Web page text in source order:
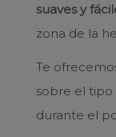
suaves y
zona de la
Te
sobre el
durante el